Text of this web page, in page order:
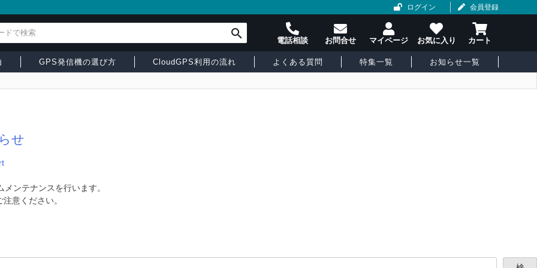
ログイン 会員登録
GPS発信機の選び方 CloudGPS利用の流れ よくある質問 特集一覧 お知らせ一覧
せ
ンテナンスを行います。
意ください。